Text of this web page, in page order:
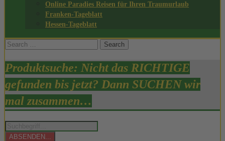
Online Paradies Reisen für Ihren Traumurlaub
Franken-Tageblatt
Hessen-Tageblatt
Search
Produktsuche: Nicht das RICHTIGE
gefunden bis jetzt? Dann SUCHEN wir
mal zusammen…
Products
search
ABSENDEN...